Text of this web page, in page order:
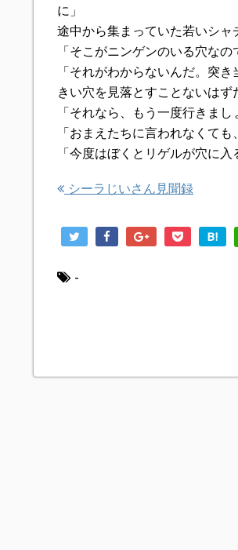
に」
途中から集まっていた若いシャ
「そこがニンゲンのいる穴なの
「それがわからないんだ。突
きい穴を見落とすことないはず
「それなら、もう一度行きま
「おまえたちに言われなくて
「今度はぼくとリゲルが穴に
シーラじいさん見聞録
B!
-